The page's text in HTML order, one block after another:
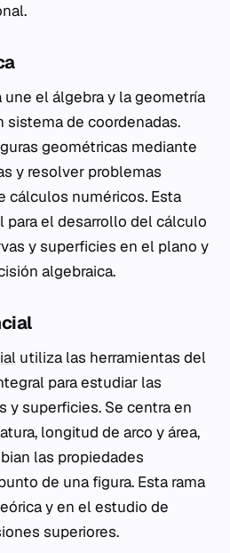
el álgebra y la geometría
sistema de coordenadas.
geométricas mediante
y resolver problemas
cálculos numéricos. Esta
para el desarrollo del cálculo
y superficies en el plano y
algebraica.
utiliza las herramientas del
para estudiar las
y superficies. Se centra en
longitud de arco y área,
las propiedades
de una figura. Esta rama
y en el estudio de
superiores.